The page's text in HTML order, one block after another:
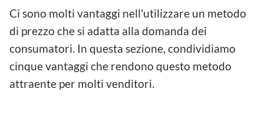
Ci sono molti vantaggi nell'utilizzare un metodo
di prezzo che si adatta alla domanda dei
consumatori. In questa sezione, condividiamo
cinque vantaggi che rendono questo metodo
attraente per molti venditori.